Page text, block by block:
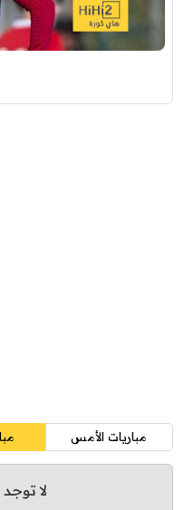
مباريات الأمس
لا توجد